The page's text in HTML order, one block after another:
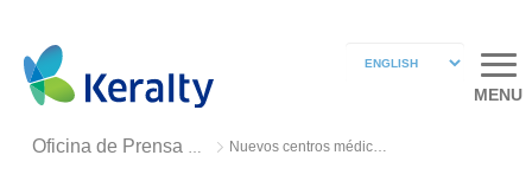
MENU
Oficina de Prensa 2018 Nuevos centros médicos en Colombia